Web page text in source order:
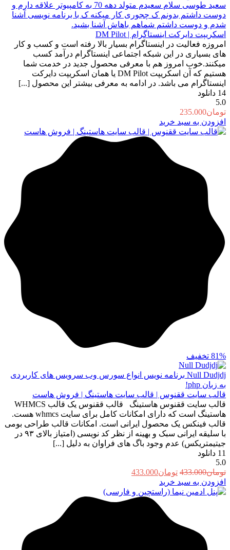
سعید طوسی
سلام سعیدم متولد دهه 70 به کامپیوتر علاقه دارم و
دوست داشتم بدونم ک چجوری کار میکنه ک با برنامه نویسی آشنا
شدم و دوست داشتم شماهم باهاش آشنا بشید.
اسکریپت دایرکت اینستاگرام | DM Pilot
امروزه فعالیت در اینستاگرام بسیار بالا رفته است و کسب و کار
های بسیاری در این شبکه اجتماعی اینستاگرام درآمد کسب
میکنند.خوب امروز هم با معرفی محصول جدید در خدمت شما
هستیم که آن اسکریپت DM Pilot یا همان اسکریپت دایرکت
اینستاگرام می باشد. در ادامه به معرفی بیشتر این محصول [...]
14 دانلود
5.0
تومان235.000
افزودن به سبد خرید
81% تخفیف
Null Dudjdj برنامه نویس انواع سورس وب سرویس های کاربردی
به زبان php!
قالب سایت ققنوس | قالب سایت هاستینگ | فروش هاست
قالب سایت ققنوس هاستینگ قالب ققنوس یک قالب WHMCS
هاستینگ است که دارای امکانات کامل برای سایت whmcs هست.
قالب فینکس یک محصول ایرانی است. امکانات قالب طراحی بومی
با سلیقه ایرانی سبک و بهینه از نظر کد نویسی (امتیاز بالای ۹۳ در
جیتیمتریکس) عدم وجود باگ های فراوان به دلیل [...]
11 دانلود
5.0
تومان433.000 قیمت
اصلی:
تومان433.000
تومان433.000قیمت
تومان433.000.
افزودن به سبد خرید